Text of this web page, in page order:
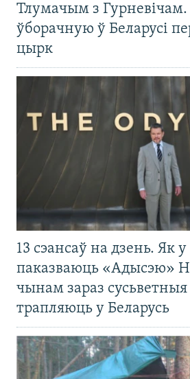
Тлумачым з
ўборачную ў Беларусі
цырк
13 сэансаў на дзень. Як
паказваюць «Адысэю»
чынам зараз сусьветныя
трапляюць у Беларусь